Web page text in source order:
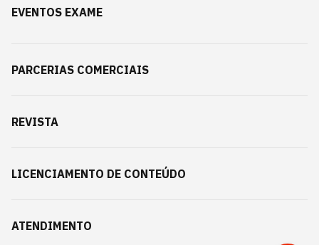
EVENTOS EXAME
PARCERIAS COMERCIAIS
REVISTA
LICENCIAMENTO DE CONTEÚDO
ATENDIMENTO